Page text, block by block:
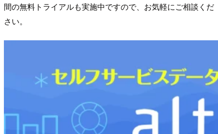
間の無料トライアルも実施中ですので、お気軽にご相談くだ
さい。